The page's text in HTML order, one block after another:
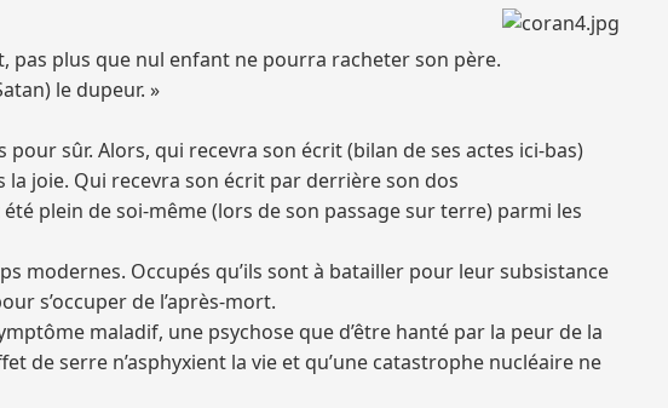
plus que nul enfant ne pourra racheter son père.
le dupeur. »
sûr. Alors, qui recevra son écrit (bilan de ses actes ici-bas)
joie. Qui recevra son écrit par derrière son dos
plein de soi-même (lors de son passage sur terre) parmi les
modernes. Occupés qu’ils sont à batailler pour leur subsistance
s’occuper de l’après-mort.
maladif, une psychose que d’être hanté par la peur de la
de serre n’asphyxient la vie et qu’une catastrophe nucléaire ne